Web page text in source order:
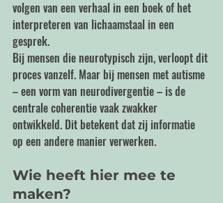
volgen van een verhaal in een boek of het
interpreteren van lichaamstaal in een
gesprek.
Bij mensen die neurotypisch zijn, verloopt dit
proces vanzelf. Maar bij mensen met autisme
– een vorm van neurodivergentie – is de
centrale coherentie vaak zwakker
ontwikkeld. Dit betekent dat zij informatie
op een andere manier verwerken.
Wie heeft hier mee te
maken?